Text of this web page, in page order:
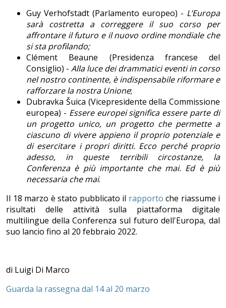
Guy Verhofstadt (Parlamento europeo) - L’Europa
sarà costretta a correggere il suo corso per
affrontare il futuro e il nuovo ordine mondiale che
si sta profilando;
Clément Beaune (Presidenza francese del
Consiglio) - Alla luce dei drammatici eventi in corso
nel nostro continente, è indispensabile riformare e
rafforzare la nostra Unione;
Dubravka Šuica (Vicepresidente della Commissione
europea) - Essere europei significa essere parte di
un progetto unico, un progetto che permette a
ciascuno di vivere appieno il proprio potenziale e
di esercitare i propri diritti. Ecco perché proprio
adesso, in queste terribili circostanze, la
Conferenza è più importante che mai. Ed è più
necessaria che mai.
Il 18 marzo è stato pubblicato il rapporto che riassume i
risultati delle attività sulla piattaforma digitale
multilingue della Conferenza sul futuro dell'Europa, dal
suo lancio fino al 20 febbraio 2022.
di Luigi Di Marco
Guarda la rassegna dal 14 al 20 marzo